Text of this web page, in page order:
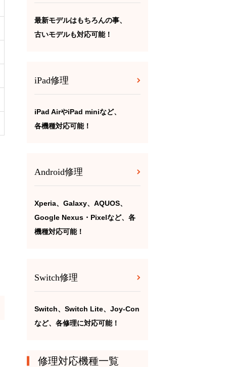
最新モデルはもちろんの事、
古いモデルも対応可能！
iPad修理
iPad AirやiPad miniなど、
各機種対応可能！
Android修理
Xperia、Galaxy、AQUOS、
Google Nexus・Pixelなど、各
機種対応可能！
Switch修理
Switch、Switch Lite、Joy-Con
など、各修理に対応可能！
修理対応機種一覧